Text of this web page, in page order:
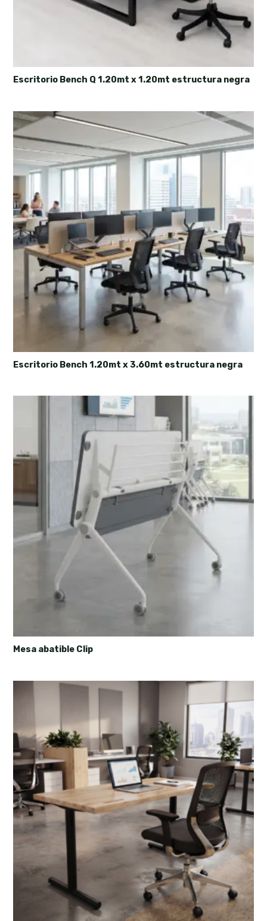
Escritorio Bench Q 1.20mt x 1.20mt estructura negra
Escritorio Bench 1.20mt x 3.60mt estructura negra
Mesa abatible Clip